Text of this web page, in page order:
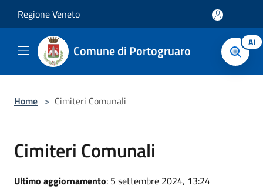
Regione Veneto
Comune di Portogruaro AI
Home > Cimiteri Comunali
Cimiteri Comunali
Ultimo aggiornamento: 5 settembre 2024, 13:24